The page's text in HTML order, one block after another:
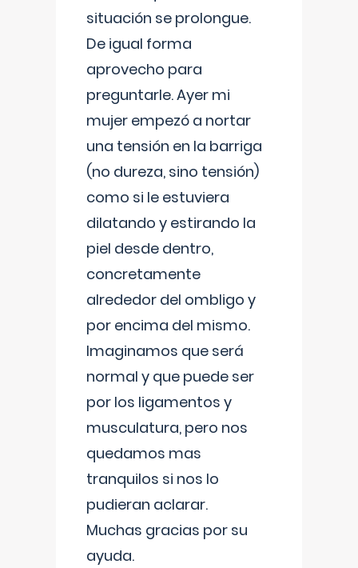
situación se prolongue.
De igual forma
aprovecho para
preguntarle. Ayer mi
mujer empezó a nortar
una tensión en la barriga
(no dureza, sino tensión)
como si le estuviera
dilatando y estirando la
piel desde dentro,
concretamente
alrededor del ombligo y
por encima del mismo.
Imaginamos que será
normal y que puede ser
por los ligamentos y
musculatura, pero nos
quedamos mas
tranquilos si nos lo
pudieran aclarar.
Muchas gracias por su
ayuda.